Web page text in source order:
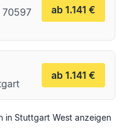
70597
ab 1.141 €
ab 1.141 €
in Stuttgart West anzeigen